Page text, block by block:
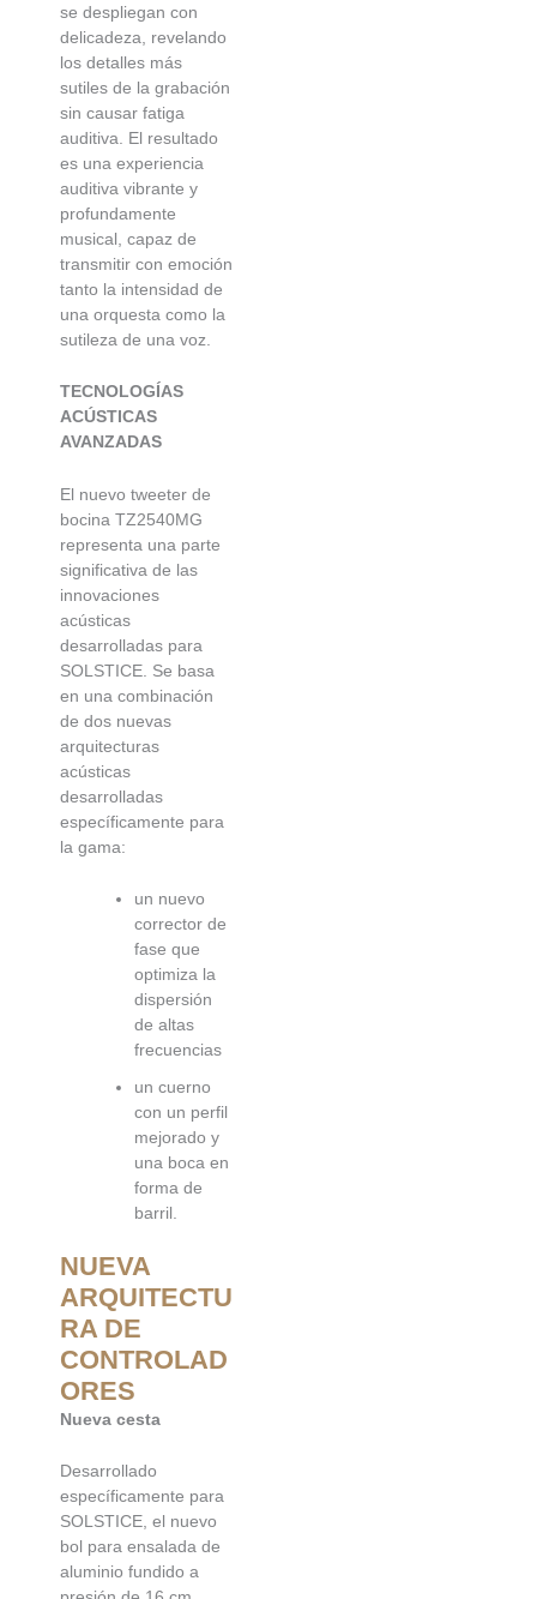
se despliegan con
delicadeza, revelando
los detalles más
sutiles de la grabación
sin causar fatiga
auditiva. El resultado
es una experiencia
auditiva vibrante y
profundamente
musical, capaz de
transmitir con emoción
tanto la intensidad de
una orquesta como la
sutileza de una voz.
TECNOLOGÍAS
ACÚSTICAS
AVANZADAS
El nuevo tweeter de
bocina TZ2540MG
representa una parte
significativa de las
innovaciones
acústicas
desarrolladas para
SOLSTICE. Se basa
en una combinación
de dos nuevas
arquitecturas
acústicas
desarrolladas
específicamente para
la gama:
un nuevo
corrector de
fase que
optimiza la
dispersión
de altas
frecuencias
un cuerno
con un perfil
mejorado y
una boca en
forma de
barril.
NUEVA
ARQUITECTU
RA DE
CONTROLAD
ORES
Nueva cesta
Desarrollado
específicamente para
SOLSTICE, el nuevo
bol para ensalada de
aluminio fundido a